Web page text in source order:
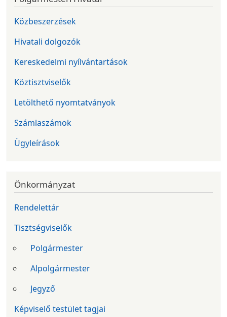
Közbeszerzések
Hivatali dolgozók
Kereskedelmi nyílvántartások
Köztisztviselők
Letölthető nyomtatványok
Számlaszámok
Ügyleírások
Önkormányzat
Rendelettár
Tisztségviselők
Polgármester
Alpolgármester
Jegyző
Képviselő testület tagjai